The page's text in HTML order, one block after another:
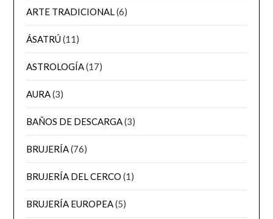
ARTE TRADICIONAL(6)
ÁSATRÚ(11)
ASTROLOGÍA(17)
AURA(3)
BAÑOS DE DESCARGA(3)
BRUJERÍA(76)
BRUJERÍA DEL CERCO (1)
BRUJERÍA EUROPEA(5)